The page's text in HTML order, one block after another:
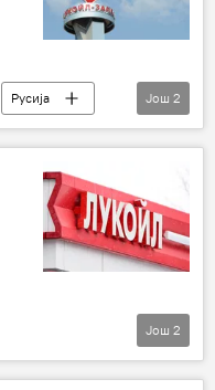
Русија
Још 2
Још 2